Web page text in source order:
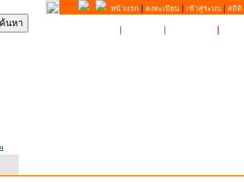
หน้าแรก ลงทะเบียน| เข้าสู่ระบบ| สถิติ|